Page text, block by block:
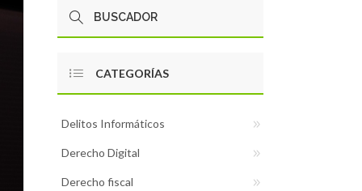
CATEGORÍAS
Delitos Informáticos
Derecho Digital
Derecho fiscal